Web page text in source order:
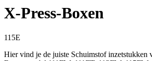
X-Press-Boxen
115E
Hier vind je de juiste Schuimstof inzetstukken